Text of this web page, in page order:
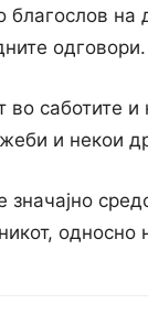
на
одговори.
саботите и
и некои
односно